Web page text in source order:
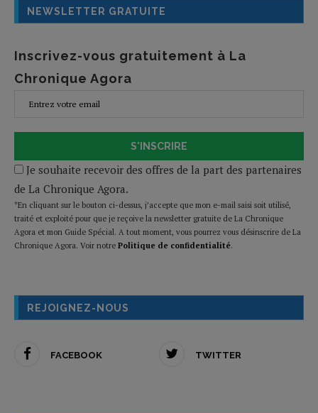
NEWSLETTER GRATUITE
Inscrivez-vous gratuitement à La
Chronique Agora
S'INSCRIRE
Je souhaite recevoir des offres de la part des partenaires
de La Chronique Agora.
*En cliquant sur le bouton ci-dessus, j’accepte que mon e-mail saisi soit utilisé,
traité et exploité pour que je reçoive la newsletter gratuite de La Chronique
Agora et mon Guide Spécial. A tout moment, vous pourrez vous désinscrire de La
Chronique Agora. Voir notre Politique de confidentialité.
REJOIGNEZ-NOUS
FACEBOOK TWITTER